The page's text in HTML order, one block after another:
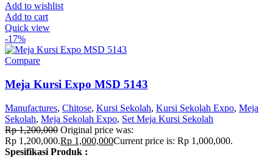
Add to wishlist
Add to cart
Quick view
-17%
Compare
Meja Kursi Expo MSD 5143
Manufactures, Chitose, Kursi Sekolah, Kursi Sekolah Expo, Meja
Sekolah, Meja Sekolah Expo, Set Meja Kursi Sekolah
Rp1,200,000 Original price was:
Rp 1,200,000.Rp 1,000,000Current price is: Rp 1,000,000.
Spesifikasi Produk :